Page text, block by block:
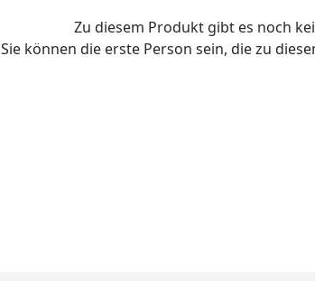
Zu diesem Produkt gibt es noch
Sie können die erste Person sein, die zu